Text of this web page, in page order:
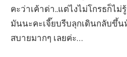
คะว่าเค้าด่า..แต่ไงไม่โกรธก็ไ
มันนะคะเจี๊ยบรีบลุกเดินกลับขึ้
สบายมากๆ เลยค่ะ…